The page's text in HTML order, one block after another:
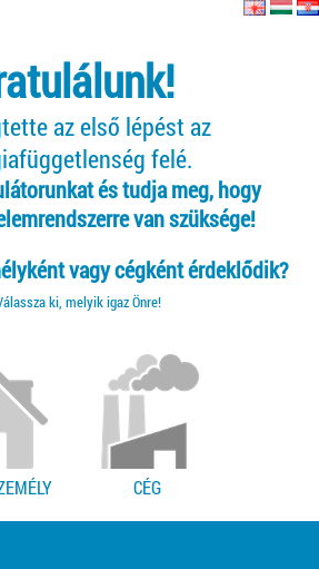
az első lépést az
felé.
és tudja meg, hogy
van szüksége!
vagy cégként érdeklődik?
ki, melyik igaz Önre!
CÉG